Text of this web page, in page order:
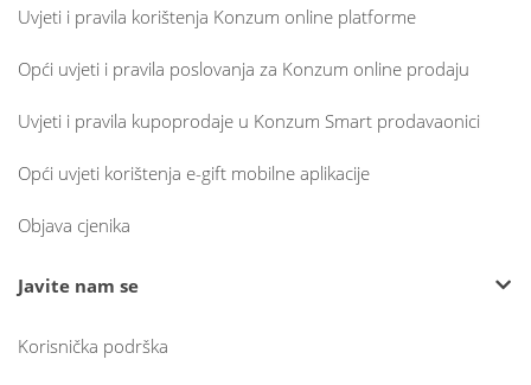
Uvjeti i pravila korištenja Konzum online platforme
Opći uvjeti i pravila poslovanja za Konzum online prodaju
Uvjeti i pravila kupoprodaje u Konzum Smart prodavaonici
Opći uvjeti korištenja e-gift mobilne aplikacije
Objava cjenika
Javite nam se
Korisnička podrška